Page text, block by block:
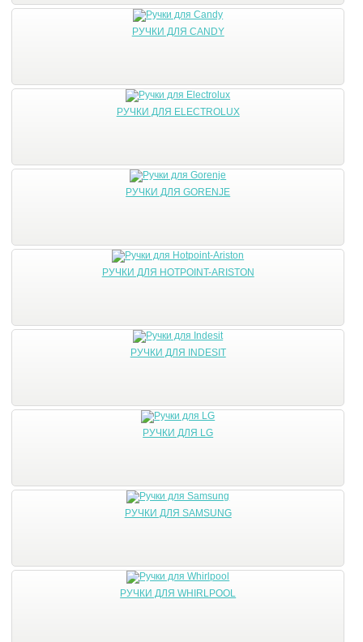
РУЧКИ ДЛЯ CANDY
РУЧКИ ДЛЯ ELECTROLUX
РУЧКИ ДЛЯ GORENJE
РУЧКИ ДЛЯ HOTPOINT-ARISTON
РУЧКИ ДЛЯ INDESIT
РУЧКИ ДЛЯ LG
РУЧКИ ДЛЯ SAMSUNG
РУЧКИ ДЛЯ WHIRLPOOL